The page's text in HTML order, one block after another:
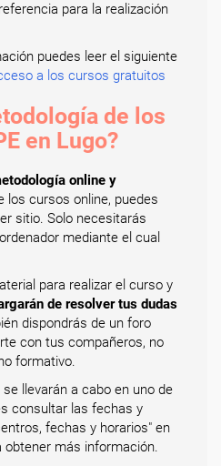
para la realización
puedes leer el siguiente
a los cursos gratuitos
de los
en Lugo?
online y
los cursos online, puedes
sitio. Solo necesitarás
mediante el cual
para realizar el curso y
de resolver tus dudas
dispondrás de un foro
con tus compañeros, no
formativo.
llevarán a cabo en uno de
consultar las fechas y
fechas y horarios" en
más información.